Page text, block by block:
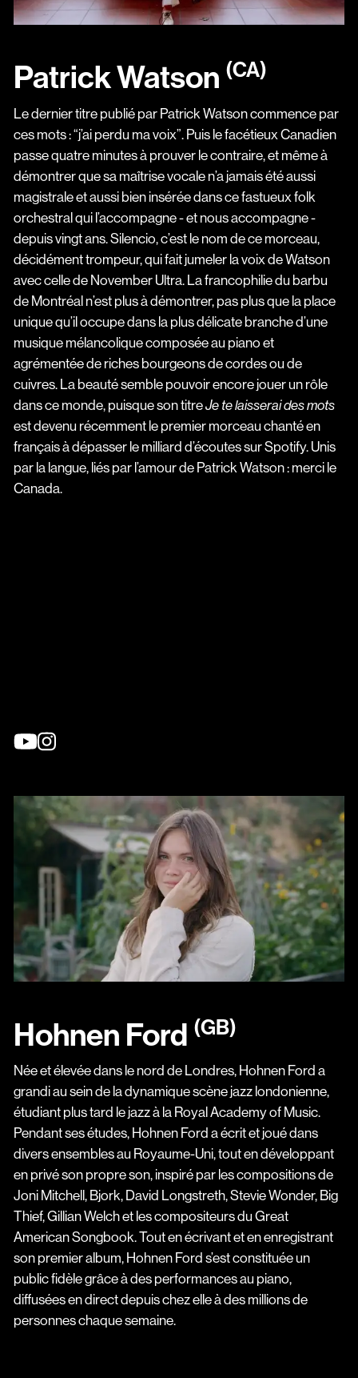
Patrick Watson (CA)
Le dernier titre publié par Patrick Watson commence par
ces mots : “j’ai perdu ma voix”. Puis le facétieux Canadien
passe quatre minutes à prouver le contraire, et même à
démontrer que sa maîtrise vocale n’a jamais été aussi
magistrale et aussi bien insérée dans ce fastueux folk
orchestral qui l’accompagne - et nous accompagne -
depuis vingt ans. Silencio, c’est le nom de ce morceau,
décidément trompeur, qui fait jumeler la voix de Watson
avec celle de November Ultra. La francophilie du barbu
de Montréal n’est plus à démontrer, pas plus que la place
unique qu’il occupe dans la plus délicate branche d’une
musique mélancolique composée au piano et
agrémentée de riches bourgeons de cordes ou de
cuivres. La beauté semble pouvoir encore jouer un rôle
dans ce monde, puisque son titreJe te laisserai des mots
est devenu récemment le premier morceau chanté en
français à dépasser le milliard d’écoutes sur Spotify. Unis
par la langue, liés par l’amour de Patrick Watson : merci le
Canada.
Hohnen Ford (GB)
Née et élevée dans le nord de Londres, Hohnen Ford a
grandi au sein de la dynamique scène jazz londonienne,
étudiant plus tard le jazz à la Royal Academy of Music.
Pendant ses études, Hohnen Ford a écrit et joué dans
divers ensembles au Royaume-Uni, tout en développant
en privé son propre son, inspiré par les compositions de
Joni Mitchell, Bjork, David Longstreth, Stevie Wonder, Big
Thief, Gillian Welch et les compositeurs du Great
American Songbook. Tout en écrivant et en enregistrant
son premier album, Hohnen Ford s’est constituée un
public fidèle grâce à des performances au piano,
diffusées en direct depuis chez elle à des millions de
personnes chaque semaine.